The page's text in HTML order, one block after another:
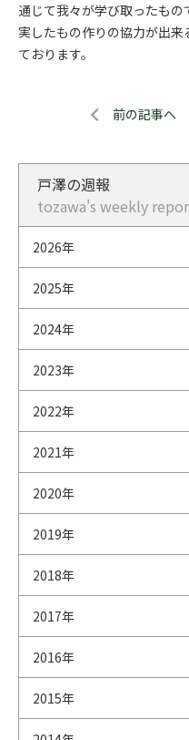
通じて我々が学び取ったも
実したもの作りの協力が出
ております。
前の記事へ
戸澤の週報
tozawa's weekly
2026年
2025年
2024年
2023年
2022年
2021年
2020年
2019年
2018年
2017年
2016年
2015年